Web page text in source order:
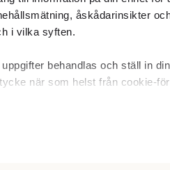
åskådarinsikter
i vilka syften.
behandlas och ställ in
när som helst från cookie-
vår trafik. Vi vidarebefordrar
X